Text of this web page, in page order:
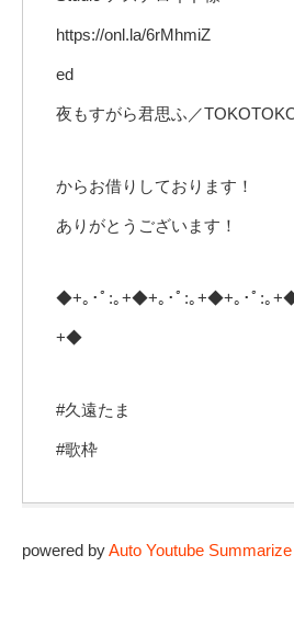
https://onl.la/6rMhmiZ
ed
夜もすがら君思ふ／
からお借りしております！
ありがとうございます！
◆+｡･ﾟ:｡+◆+｡･ﾟ:｡+◆+｡･ﾟ:｡
+◆
#久遠たま
#歌枠
powered byAuto Youtube Summarize